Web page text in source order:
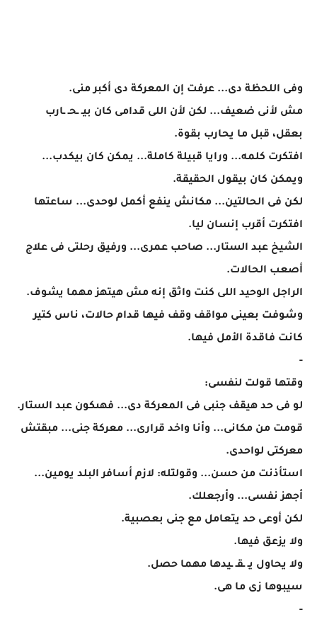
وفى اللحظة دى... عرفت إن المعركة دى أكبر منى.
مش لأنى ضعيف... لكن لأن اللى قدامى كان بيـ ـحـ ـارب
بعقل، قبل ما يحارب بقوة.
افتكرت كلمه... ورايا قبيلة كاملة... يمكن كان بيكدب...
ويمكن كان بيقول الحقيقة.
لكن فى الحالتين... مكانش ينفع أكمل لوحدى... ساعتها
افتكرت أقرب إنسان ليا.
الشيخ عبد الستار... صاحب عمرى... ورفيق رحلتى فى علاج
أصعب الحالات.
الراجل الوحيد اللى كنت واثق إنه مش هيتهز مهما يشوف.
وشوفت بعينى مواقف وقف فيها قدام حالات، ناس كتير
كانت فاقدة الأمل فيها.
-
وقتها قولت لنفسى:
لو فى حد هيقف جنبى فى المعركة دى... فهىكون عبد الستار.
قومت من مكانى... وأنا واخد قرارى... معركة جنى... مبقتش
معركتى لواحدى.
استأذنت من حسن... وقولتله: لازم أسافر البلد يومين...
أجهز نفسى... وأرجعلك.
لكن أوعى حد يتعامل مع جنى بعصبية.
ولا يزعق فيها.
ولا يحاول يـ ـقـ ـيدها مهما حصل.
سيبوها زى ما هى.
-